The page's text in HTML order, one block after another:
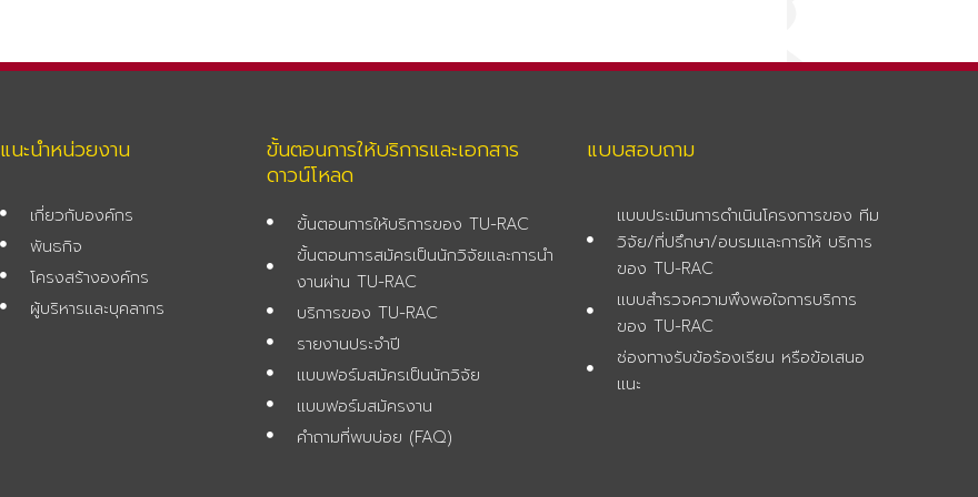
แนะนำหน่วยงาน
เกี่ยวกับองค์กร
พันธกิจ
โครงสร้างองค์กร
ผู้บริหารและบุคลากร
ขั้นตอนการให้บริการและเอกสาร
ดาวน์โหลด
ขั้นตอนการให้บริการของ TU-RAC
ขั้นตอนการสมัครเป็นนักวิจัยและการนำ
งานผ่าน TU-RAC
บริการของ TU-RAC
รายงานประจำปี
แบบฟอร์มสมัครเป็นนักวิจัย
แบบฟอร์มสมัครงาน
คำถามที่พบบ่อย (FAQ)
แบบสอบถาม
แบบประเมินการดำเนินโครงการของ ทีม
วิจัย/ที่ปรึกษา/อบรมและการให้ บริการ
ของ TU-RAC
แบบสำรวจความพึงพอใจการบริการ
ของ TU-RAC
ช่องทางรับข้อร้องเรียน หรือข้อเสนอ
แนะ